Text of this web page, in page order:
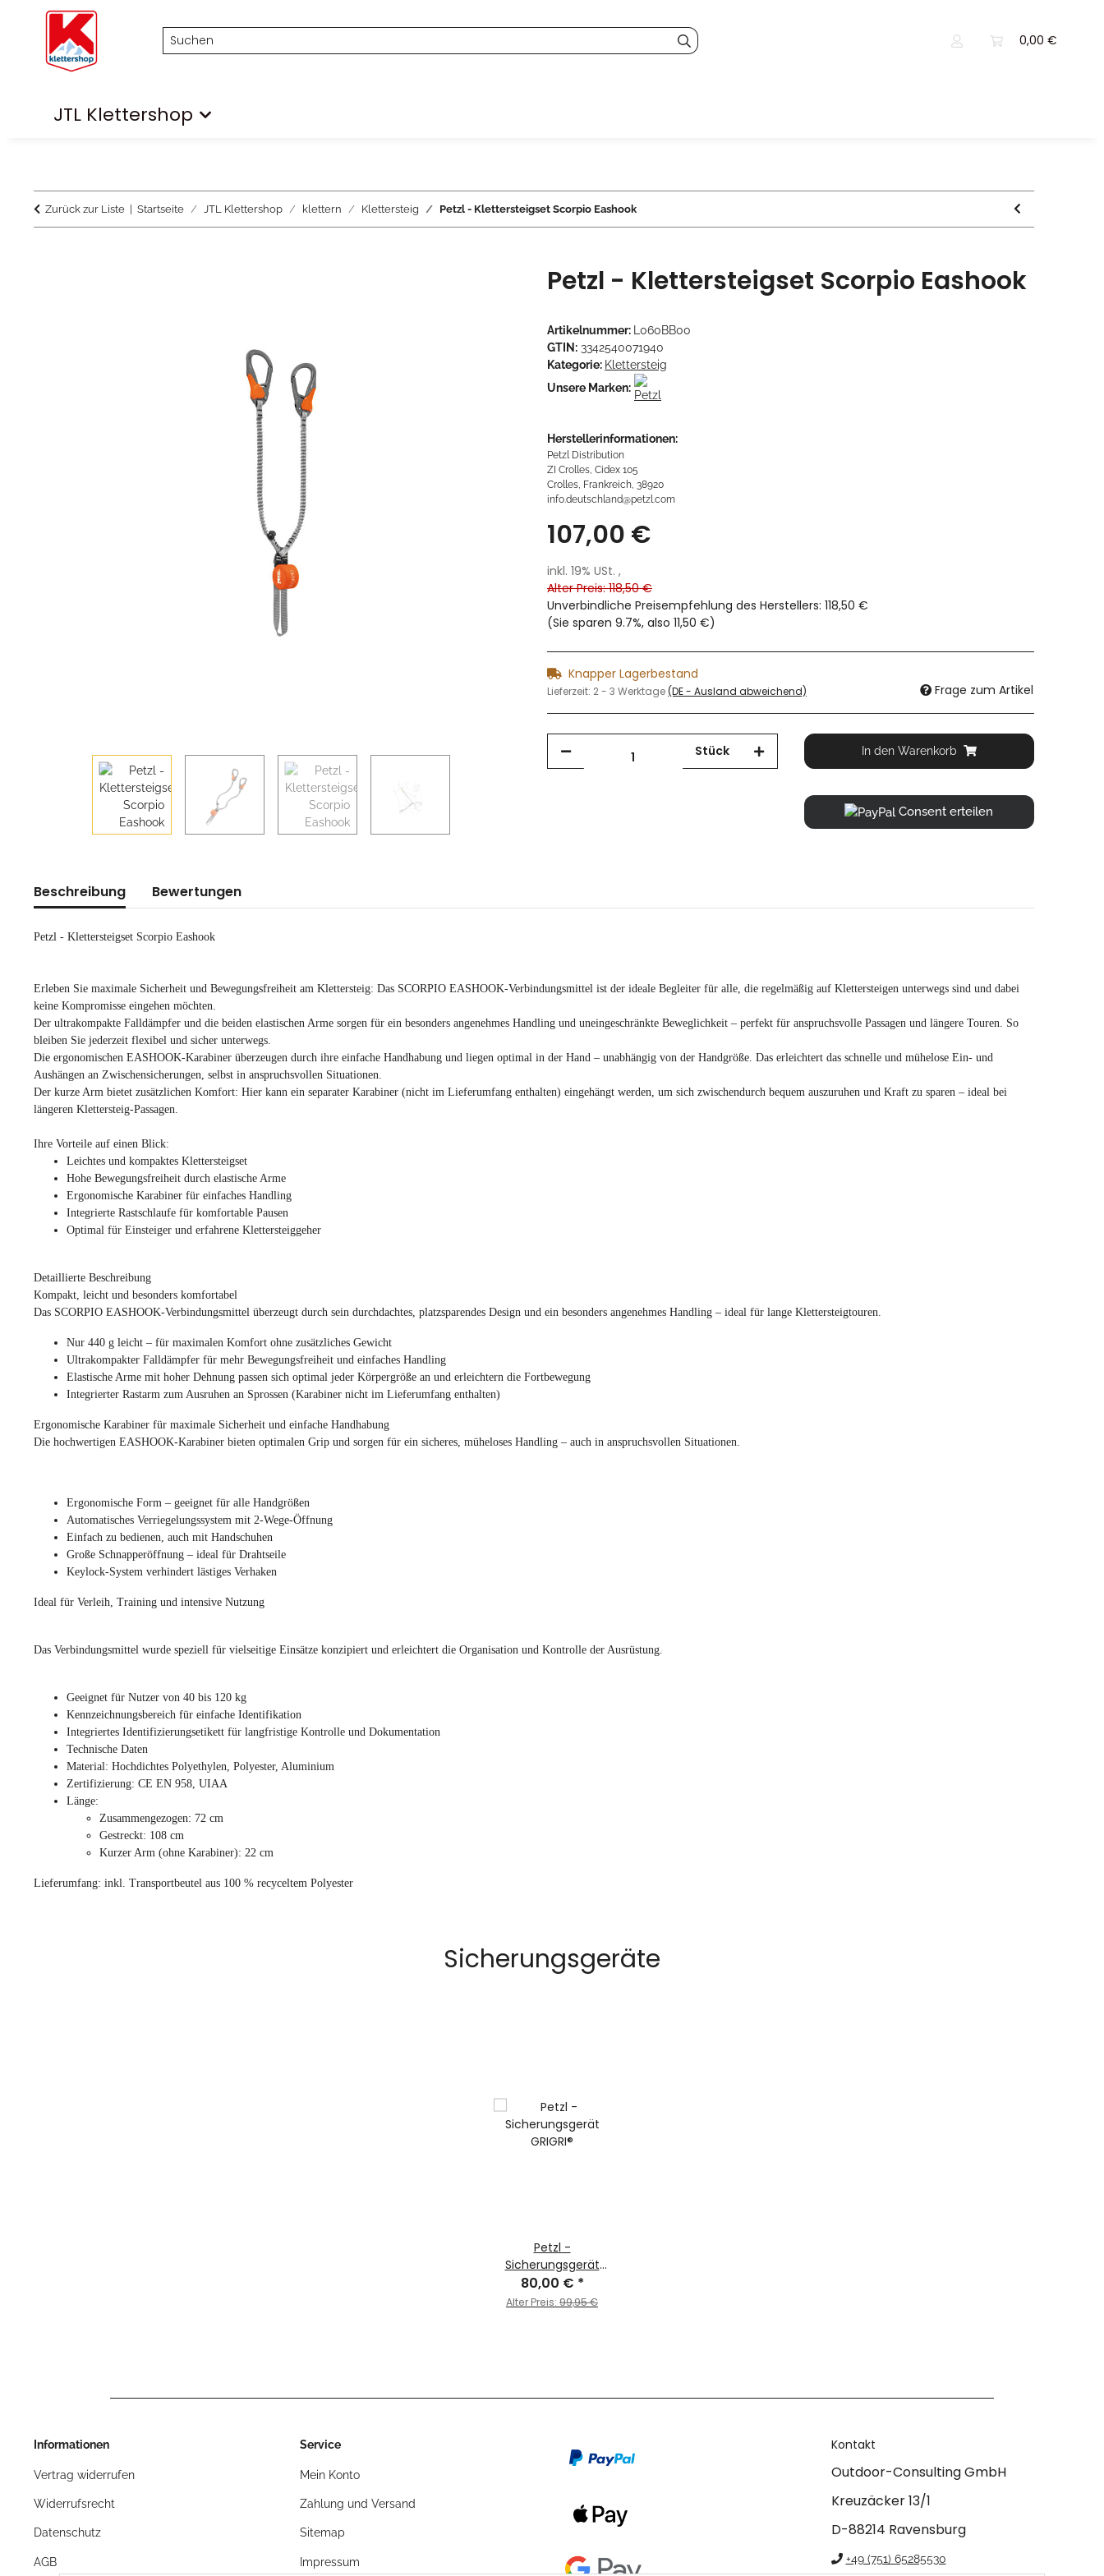
0,00 €
JTL Klettershop
Zurück zur Liste Startseite JTL Klettershop klettern Klettersteig Petzl - Klettersteigset Scorpio Eashook
Petzl - Klettersteigset Scorpio Eashook
Artikelnummer: L060BB00
GTIN: 3342540071940
Kategorie: Klettersteig
Unsere Marken:
Herstellerinformationen:
Petzl Distribution
ZI Crolles, Cidex 105
Crolles, Frankreich, 38920
info.deutschland@petzl.com
107,00 €
inkl. 19% USt. ,
Alter Preis: 118,50 €
Unverbindliche Preisempfehlung des Herstellers: 118,50 €
(Sie sparen 9.7%, also 11,50 €)
Knapper Lagerbestand
Lieferzeit: 2 - 3 Werktage(DE - Ausland abweichend) Frage zum Artikel
Stück In den Warenkorb
Consent erteilen
Beschreibung Bewertungen
Petzl - Klettersteigset Scorpio Eashook
Erleben Sie maximale Sicherheit und Bewegungsfreiheit am Klettersteig: Das SCORPIO EASHOOK-Verbindungsmittel ist der ideale Begleiter für alle, die regelmäßig auf Klettersteigen unterwegs sind und dabei
keine Kompromisse eingehen möchten.
Der ultrakompakte Falldämpfer und die beiden elastischen Arme sorgen für ein besonders angenehmes Handling und uneingeschränkte Beweglichkeit – perfekt für anspruchsvolle Passagen und längere Touren. So
bleiben Sie jederzeit flexibel und sicher unterwegs.
Die ergonomischen EASHOOK-Karabiner überzeugen durch ihre einfache Handhabung und liegen optimal in der Hand – unabhängig von der Handgröße. Das erleichtert das schnelle und mühelose Ein- und
Aushängen an Zwischensicherungen, selbst in anspruchsvollen Situationen.
Der kurze Arm bietet zusätzlichen Komfort: Hier kann ein separater Karabiner (nicht im Lieferumfang enthalten) eingehängt werden, um sich zwischendurch bequem auszuruhen und Kraft zu sparen – ideal bei
längeren Klettersteig-Passagen.
Ihre Vorteile auf einen Blick:
Leichtes und kompaktes Klettersteigset
Hohe Bewegungsfreiheit durch elastische Arme
Ergonomische Karabiner für einfaches Handling
Integrierte Rastschlaufe für komfortable Pausen
Optimal für Einsteiger und erfahrene Klettersteiggeher
Detaillierte Beschreibung
Kompakt, leicht und besonders komfortabel
Das SCORPIO EASHOOK-Verbindungsmittel überzeugt durch sein durchdachtes, platzsparendes Design und ein besonders angenehmes Handling – ideal für lange Klettersteigtouren.
Nur 440 g leicht – für maximalen Komfort ohne zusätzliches Gewicht
Ultrakompakter Falldämpfer für mehr Bewegungsfreiheit und einfaches Handling
Elastische Arme mit hoher Dehnung passen sich optimal jeder Körpergröße an und erleichtern die Fortbewegung
Integrierter Rastarm zum Ausruhen an Sprossen (Karabiner nicht im Lieferumfang enthalten)
Ergonomische Karabiner für maximale Sicherheit und einfache Handhabung
Die hochwertigen EASHOOK-Karabiner bieten optimalen Grip und sorgen für ein sicheres, müheloses Handling – auch in anspruchsvollen Situationen.
Ergonomische Form – geeignet für alle Handgrößen
Automatisches Verriegelungssystem mit 2-Wege-Öffnung
Einfach zu bedienen, auch mit Handschuhen
Große Schnapperöffnung – ideal für Drahtseile
Keylock-System verhindert lästiges Verhaken
Ideal für Verleih, Training und intensive Nutzung
Das Verbindungsmittel wurde speziell für vielseitige Einsätze konzipiert und erleichtert die Organisation und Kontrolle der Ausrüstung.
Geeignet für Nutzer von 40 bis 120 kg
Kennzeichnungsbereich für einfache Identifikation
Integriertes Identifizierungsetikett für langfristige Kontrolle und Dokumentation
Technische Daten
Material: Hochdichtes Polyethylen, Polyester, Aluminium
Zertifizierung: CE EN 958, UIAA
Länge:
Zusammengezogen: 72 cm
Gestreckt: 108 cm
Kurzer Arm (ohne Karabiner): 22 cm
Lieferumfang: inkl. Transportbeutel aus 100 % recyceltem Polyester
Sicherungsgeräte
Petzl -
Sicherungsgerät
GRIGRI®
80,00 € *
Alter Preis: 99,95 €
Informationen
Vertrag widerrufen
Widerrufsrecht
Datenschutz
AGB
Service
Mein Konto
Zahlung und Versand
Sitemap
Impressum
Kontakt
Outdoor-Consulting GmbH
Kreuzäcker 13/1
D-88214 Ravensburg
+49 (751) 65285530